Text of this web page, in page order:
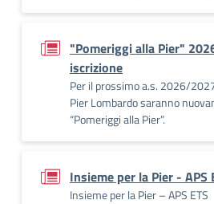
"Pomeriggi alla Pier"
iscrizione
Per il prossimo a.s. 2026/
Pier Lombardo saranno
“Pomeriggi alla Pier”.
Insieme per la Pier - APS
Insieme per la Pier – APS ETS